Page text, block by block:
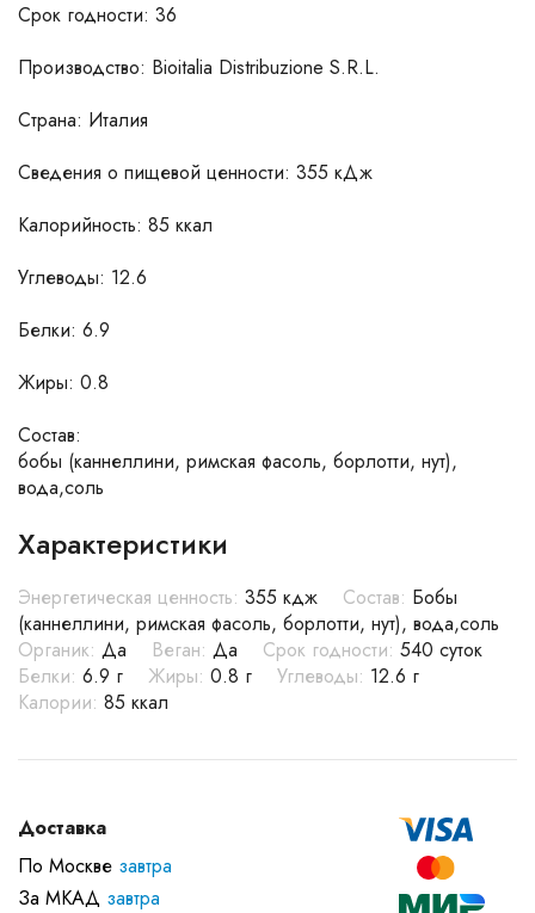
Срок годности: 36
Производство: Bioitalia Distribuzione S.R.L.
Страна: Италия
Сведения о пищевой ценности: 355 кДж
Калорийность: 85 ккал
Углеводы: 12.6
Белки: 6.9
Жиры: 0.8
Состав:
бобы (каннеллини, римская фасоль, борлотти, нут),
вода,соль
Характеристики
Энергетическая ценность: 355 кдж Состав: Бобы
(каннеллини, римская фасоль, борлотти, нут), вода,соль
Органик: Да Веган: Да Срок годности: 540 суток
Белки: 6.9 г Жиры: 0.8 г Углеводы: 12.6 г
Калории: 85 ккал
Доставка
По Москве завтра
За МКАД завтра